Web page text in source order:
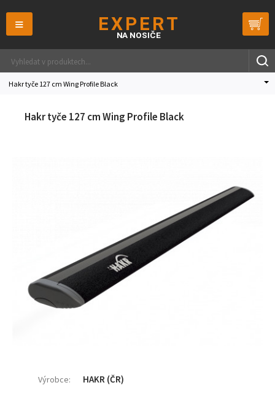
≡
Hakr tyče 127 cm Wing Profile Black
Hakr tyče 127 cm Wing Profile Black
Výrobce: HAKR (ČR)